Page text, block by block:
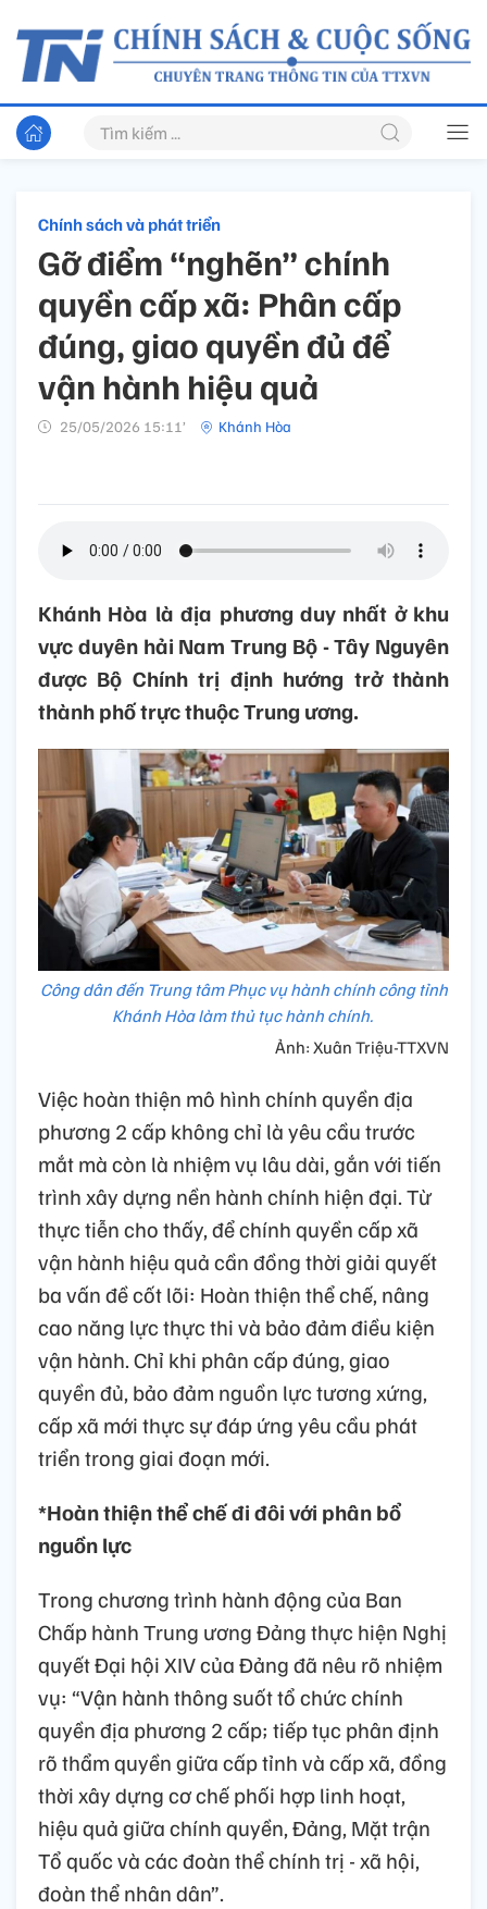
Chính sách và phát triển
Gỡ điểm “nghẽn” chính
quyền cấp xã: Phân cấp
đúng, giao quyền đủ để
vận hành hiệu quả
25/05/2026 15:11’ Khánh Hòa
Khánh Hòa là địa phương duy nhất ở khu
vực duyên hải Nam Trung Bộ - Tây Nguyên
được Bộ Chính trị định hướng trở thành
thành phố trực thuộc Trung ương.
Công dân đến Trung tâm Phục vụ hành chính công tỉnh
Khánh Hòa làm thủ tục hành chính.
Ảnh: Xuân Triệu-TTXVN
Việc hoàn thiện mô hình chính quyền địa
phương 2 cấp không chỉ là yêu cầu trước
mắt mà còn là nhiệm vụ lâu dài, gắn với tiến
trình xây dựng nền hành chính hiện đại. Từ
thực tiễn cho thấy, để chính quyền cấp xã
vận hành hiệu quả cần đồng thời giải quyết
ba vấn đề cốt lõi: Hoàn thiện thể chế, nâng
cao năng lực thực thi và bảo đảm điều kiện
vận hành. Chỉ khi phân cấp đúng, giao
quyền đủ, bảo đảm nguồn lực tương xứng,
cấp xã mới thực sự đáp ứng yêu cầu phát
triển trong giai đoạn mới.
*Hoàn thiện thể chế đi đôi với phân bổ
nguồn lực
Trong chương trình hành động của Ban
Chấp hành Trung ương Đảng thực hiện Nghị
quyết Đại hội XIV của Đảng đã nêu rõ nhiệm
vụ: “Vận hành thông suốt tổ chức chính
quyền địa phương 2 cấp; tiếp tục phân định
rõ thẩm quyền giữa cấp tỉnh và cấp xã, đồng
thời xây dựng cơ chế phối hợp linh hoạt,
hiệu quả giữa chính quyền, Đảng, Mặt trận
Tổ quốc và các đoàn thể chính trị - xã hội,
đoàn thể nhân dân”.